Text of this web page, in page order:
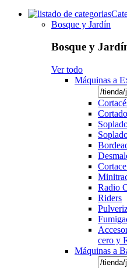
Bosque y Jardín
Bosque y
Ver todo
Máquinas a
Radio
Riders
cero y
Máquinas a